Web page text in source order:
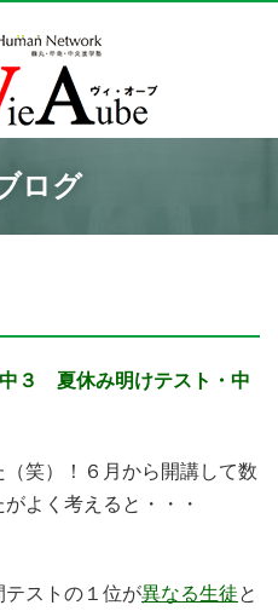
ログ
中３ 夏休み明けテスト・中
笑）！６月から開講して数
よく考えると・・・
ストの１位が異なる生徒と